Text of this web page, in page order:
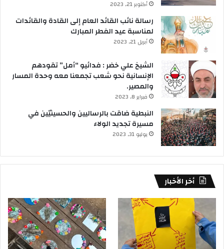
أكتوبر 21, 2023
رسالة نائب القائد العام إلى القادة والقائدات
لمناسبة عيد الفطر المبارك
أبريل 21, 2023
الشيخ علي خضر : فدائيو “أمل” تقودهم
الإنسانية نحو شعب تجمعنا معه وحدة المسار
والمصير.
فبراير 8, 2023
النبطية ضاقت بالرساليين والحسينيّين في
مسيرة تجديد الولاء
يوليو 31, 2023
أخر الأخبار